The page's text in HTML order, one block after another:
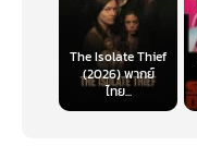
The Isolate Thief
(2026) พากย์
ไทย...